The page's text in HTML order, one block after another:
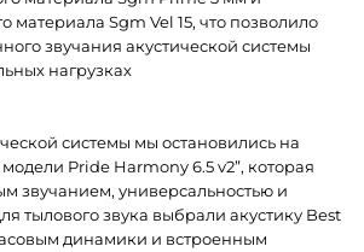
материала Sgm Vel 15, что позволило
звучания акустической системы
нагрузках
системы мы остановились на
Pride Harmony 6.5 v2”, которая
звучанием, универсальностью и
тылового звука выбрали акустику Best
динамики и встроенным